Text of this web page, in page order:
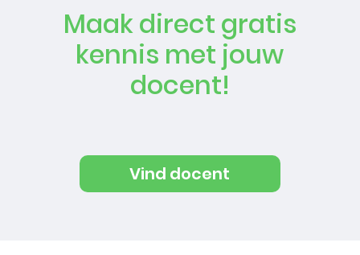
Maak direct gratis
kennis met jouw
docent!
Vind docent